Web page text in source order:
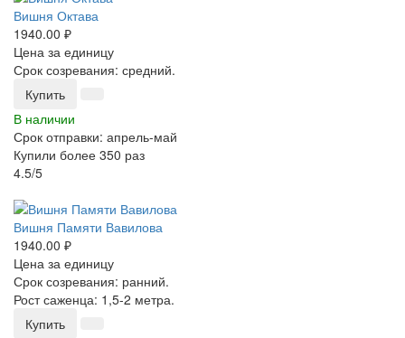
Вишня Октава
1940.00 ₽
Цена за единицу
Срок созревания: средний.
Купить
В наличии
Срок отправки: апрель-май
Купили более 350 раз
4.5/5
Вишня Памяти Вавилова
1940.00 ₽
Цена за единицу
Срок созревания: ранний.
Рост саженца: 1,5-2 метра.
Купить